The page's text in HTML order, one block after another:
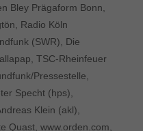
Bley Prägaform Bonn,
Radio Köln
(SWR), Die
TSC-Rheinfeuer
Pressestelle,
Specht (hps),
Klein (akl),
Quast, www.orden.com,